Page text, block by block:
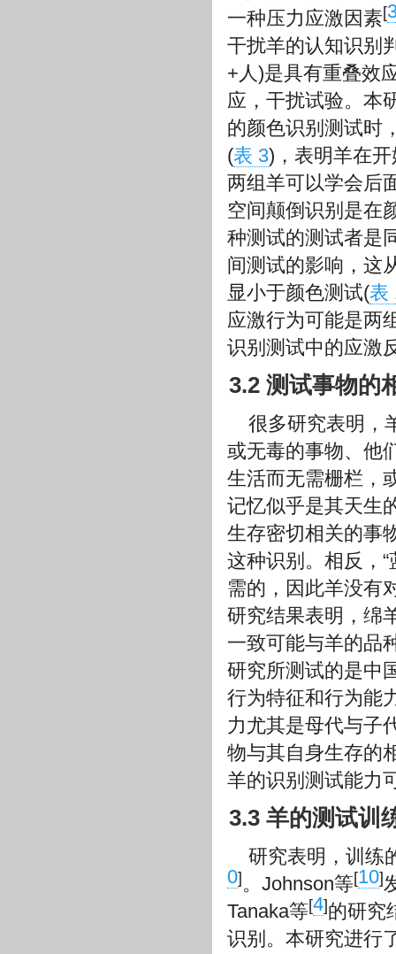
一种压力应激因素[
干扰羊的认知识别
+人)是具有重叠效
应，干扰试验。本
的颜色识别测试时
(表 3)，表明羊在
两组羊可以学会后
空间颠倒识别是在
种测试的测试者是
间测试的影响，这
显小于颜色测试(表
应激行为可能是两
识别测试中的应激
3.2 测试事物的
很多研究表明，
或无毒的事物、他
生活而无需栅栏，
记忆似乎是其天生
生存密切相关的事
这种识别。相反，
需的，因此羊没有
研究结果表明，绵
一致可能与羊的品
研究所测试的是中
行为特征和行为能
力尤其是母代与子
物与其自身生存的
羊的识别测试能力
3.3 羊的测试训
研究表明，训练
0]。Johnson等[10]
Tanaka等[4]的研究
识别。本研究进行